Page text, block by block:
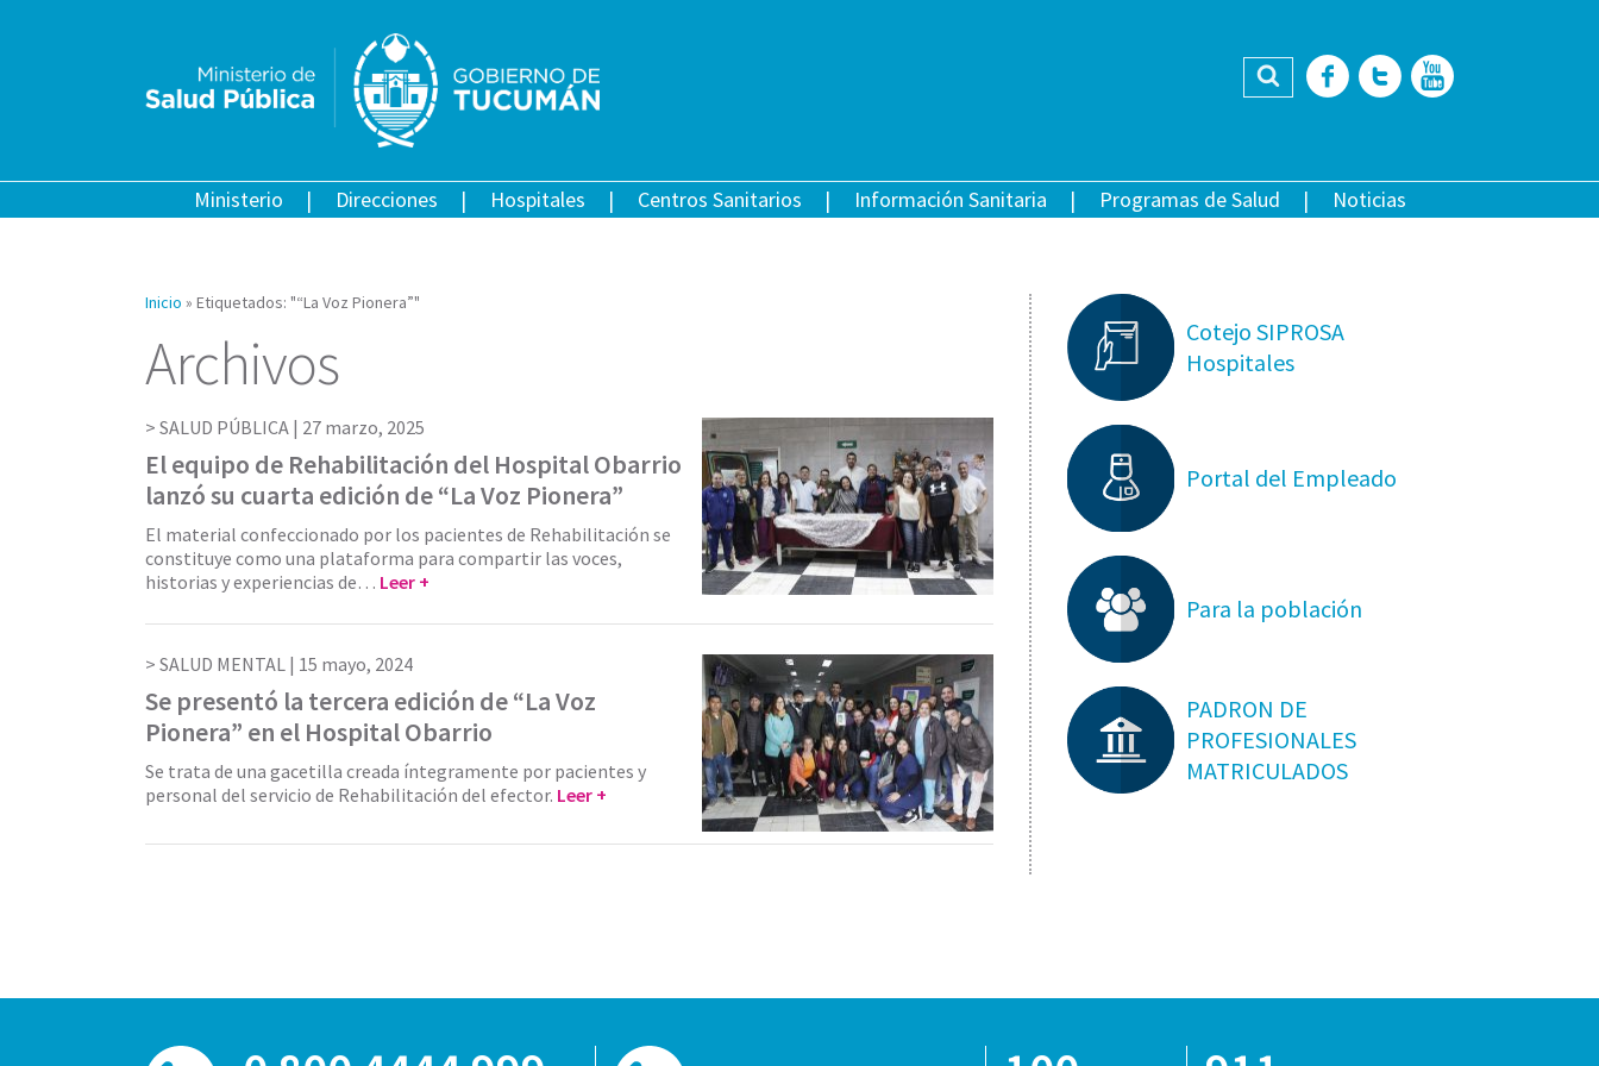
Buscar Facebook
Twitter
Ministerio Direcciones Hospitales Centros Sanitarios Información Sanitaria Programas de Salud Noticias
Inicio » Etiquetados: "“La Voz Pionera”"
Archivos
SALUD PÚBLICA | 27 marzo, 2025
El equipo de Rehabilitación del Hospital Obarrio
lanzó su cuarta edición de “La Voz Pionera”
El material confeccionado por los pacientes de Rehabilitación se
constituye como una plataforma para compartir las voces,
historias y experiencias de… Leer +
SALUD MENTAL | 15 mayo, 2024
Se presentó la tercera edición de “La Voz
Pionera” en el Hospital Obarrio
Se trata de una gacetilla creada íntegramente por pacientes y
personal del servicio de Rehabilitación del efector. Leer +
Cotejo SIPROSA
Hospitales
Portal del Empleado
Para la población
PADRON DE
PROFESIONALES
MATRICULADOS